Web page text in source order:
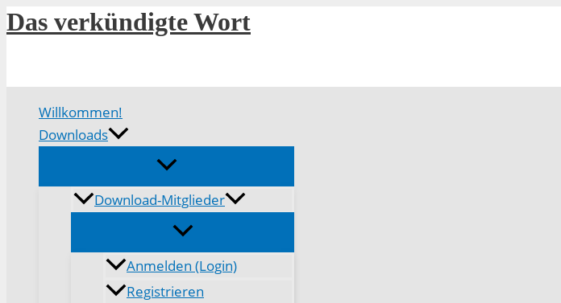
Zum
Inhalt
Das verkündigte Wort
Willkommen!
Downloads
Download-Mitglieder
Anmelden (Login)
Registrieren